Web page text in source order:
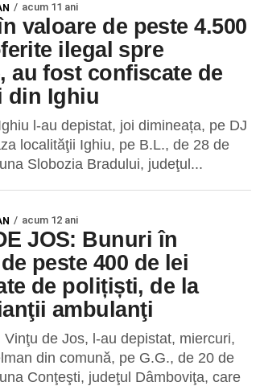
acum 11 ani
valoare de peste 4.500
ilegal spre
au fost confiscate de
din Ighiu
l-au depistat, joi dimineața, pe DJ
localităţii Ighiu, pe B.L., de 28 de
Slobozia Bradului, judeţul...
acum 12 ani
JOS: Bunuri în
peste 400 de lei
de polițiști, de la
ambulanţi
Vinţu de Jos, l-au depistat, miercuri,
din comună, pe G.G., de 20 de
Conţeşti, judeţul Dâmboviţa, care